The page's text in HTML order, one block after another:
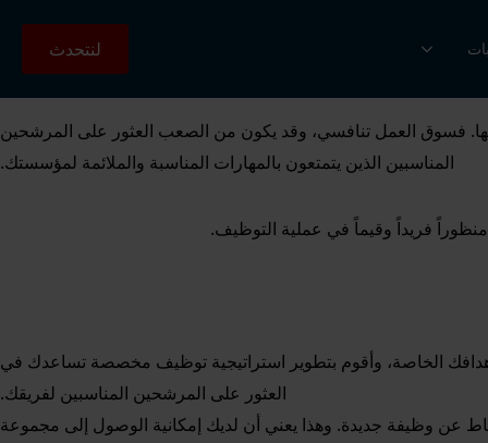
لنتحدث
فسوق العمل تنافسي، وقد يكون من الصعب العثور على المرشحين
المناسبين الذين يتمتعون بالمهارات المناسبة والملائمة لمؤسستك.
فريداً وقيماً في عملية التوظيف.
الخاصة، وأقوم بتطوير استراتيجية توظيف مخصصة تساعدك في
العثور على المرشحين المناسبين لفريقك.
عن وظيفة جديدة. وهذا يعني أن لديك إمكانية الوصول إلى مجموعة